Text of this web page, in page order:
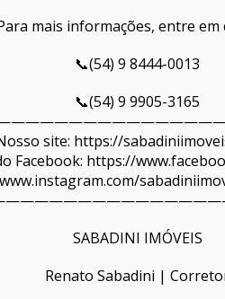
mais informações, entre em
📞(54) 9 8444-0013
📞(54) 9 9905-3165
site: https://
Facebook: https://
SABADINI IMÓVEIS
Renato Sabadini |